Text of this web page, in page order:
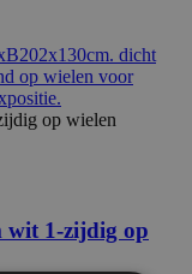
wit 1-zijdig op